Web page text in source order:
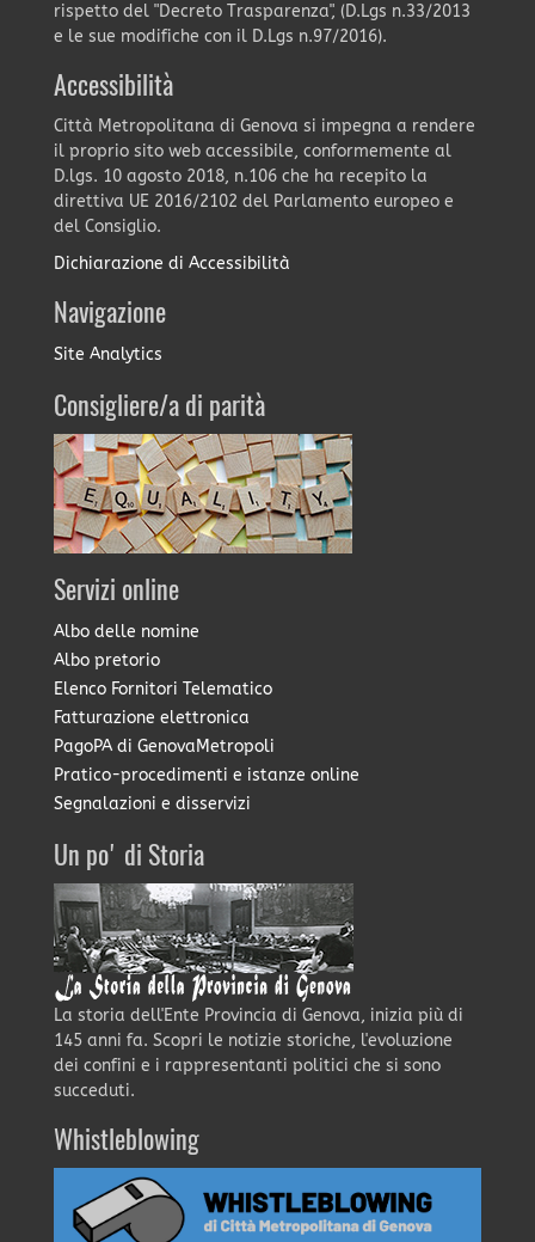
rispetto del "Decreto Trasparenza", (D.Lgs n.33/2013
e le sue modifiche con il D.Lgs n.97/2016).
Accessibilità
Città Metropolitana di Genova si impegna a rendere
il proprio sito web accessibile, conformemente al
D.lgs. 10 agosto 2018, n.106 che ha recepito la
direttiva UE 2016/2102 del Parlamento europeo e
del Consiglio.
Dichiarazione di Accessibilità
Navigazione
Site Analytics
Consigliere/a di parità
Servizi online
Albo delle nomine
Albo pretorio
Elenco Fornitori Telematico
Fatturazione elettronica
PagoPA di GenovaMetropoli
Pratico-procedimenti e istanze online
Segnalazioni e disservizi
Un po' di Storia
La storia dell'Ente Provincia di Genova, inizia più di
145 anni fa. Scopri le notizie storiche, l'evoluzione
dei confini e i rappresentanti politici che si sono
succeduti.
Whistleblowing